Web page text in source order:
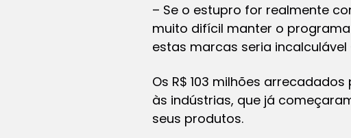
– Se o estupro for realmente
muito difícil manter o
estas marcas seria incalculável
Os R$ 103 milhões
às indústrias, que já
seus produtos.